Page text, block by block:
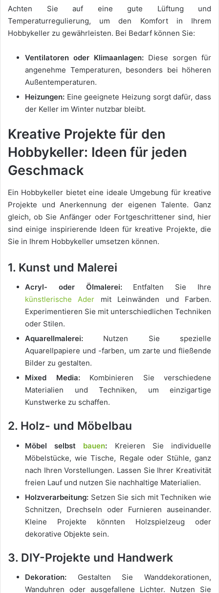
Achten Sie auf eine gute Lüftung und
Temperaturregulierung, um den Komfort in Ihrem
Hobbykeller zu gewährleisten. Bei Bedarf können Sie:
Ventilatoren oder Klimaanlagen: Diese sorgen für
angenehme Temperaturen, besonders bei höheren
Außentemperaturen.
Heizungen: Eine geeignete Heizung sorgt dafür, dass
der Keller im Winter nutzbar bleibt.
Kreative Projekte für den
Hobbykeller: Ideen für jeden
Geschmack
Ein Hobbykeller bietet eine ideale Umgebung für kreative
Projekte und Anerkennung der eigenen Talente. Ganz
gleich, ob Sie Anfänger oder Fortgeschrittener sind, hier
sind einige inspirierende Ideen für kreative Projekte, die
Sie in Ihrem Hobbykeller umsetzen können.
1. Kunst und Malerei
Acryl- oder Ölmalerei:Entfalten Sie Ihre
künstlerische Ader mit Leinwänden und Farben.
Experimentieren Sie mit unterschiedlichen Techniken
oder Stilen.
Aquarellmalerei: Nutzen Sie spezielle
Aquarellpapiere und -farben, um zarte und fließende
Bilder zu gestalten.
Mixed Media:Kombinieren Sie verschiedene
Materialien und Techniken, um einzigartige
Kunstwerke zu schaffen.
2. Holz- und Möbelbau
Möbel selbst bauen: Kreieren Sie individuelle
Möbelstücke, wie Tische, Regale oder Stühle, ganz
nach Ihren Vorstellungen. Lassen Sie Ihrer Kreativität
freien Lauf und nutzen Sie nachhaltige Materialien.
Holzverarbeitung: Setzen Sie sich mit Techniken wie
Schnitzen, Drechseln oder Furnieren auseinander.
Kleine Projekte könnten Holzspielzeug oder
dekorative Objekte sein.
3. DIY-Projekte und Handwerk
Dekoration: Gestalten Sie Wanddekorationen,
Wanduhren oder ausgefallene Lichter. Nutzen Sie